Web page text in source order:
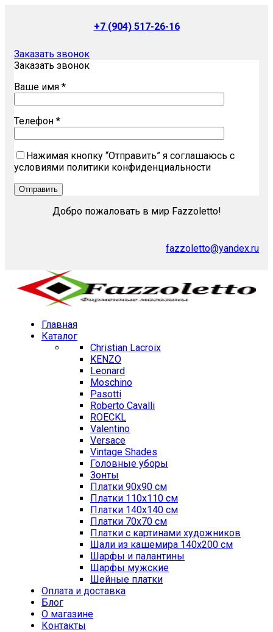
+7 (904) 517-26-16
Заказать звонок
Заказать звонок
Ваше имя *
Телефон *
Нажимая кнопку “Отправить” я соглашаюсь с
условиями политики конфиденциальности
Добро пожаловать в мир Fazzoletto!
fazzoletto@yandex.ru
Главная
Каталог
Christian Lacroix
KENZO
Leonard
Moschino
Pasotti
Roberto Cavalli
ROECKL
Valentino
Versace
Vintage Shades
Головные уборы
Зонты
Платки 90х90 см
Платки 110х110 см
Платки 140х140 см
Платки 70х70 см
Платки с картинами художников
Шали из кашемира 140х200 см
Шарфы и палантины
Шарфы мужские
Шейные платки
Оплата и доставка
Блог
О магазине
Контакты